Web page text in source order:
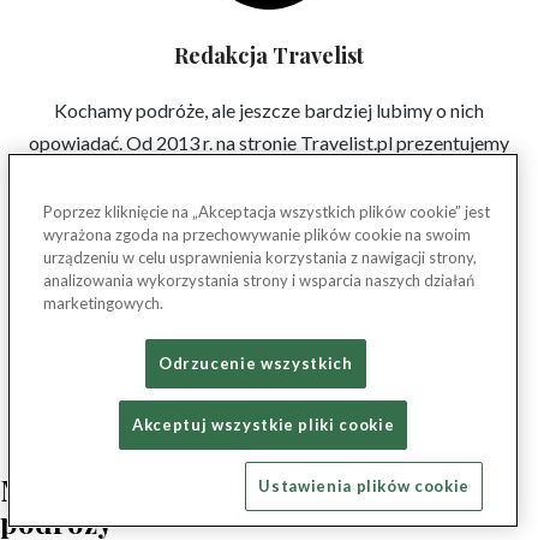
Redakcja Travelist
Kochamy podróże, ale jeszcze bardziej lubimy o nich
opowiadać. Od 2013 r. na stronie Travelist.pl prezentujemy
odkrywamy dla was najciekawsze i najbardziej inspirujące
miejsca w Polsce i Europie. Chcielibyśmy, byście zachwycili
się nimi tak samo jak my. Do zobaczenia w podróży!
Magazyn Travelist – zainspiruj się do
podróży
Poprzez kliknięcie na „Akceptacja wszystkich plików cookie” jest
wyrażona zgoda na przechowywanie plików cookie na swoim
urządzeniu w celu usprawnienia korzystania z nawigacji strony,
analizowania wykorzystania strony i wsparcia naszych działań
marketingowych.
Odrzucenie wszystkich
Akceptuj wszystkie pliki cookie
Ustawienia plików cookie